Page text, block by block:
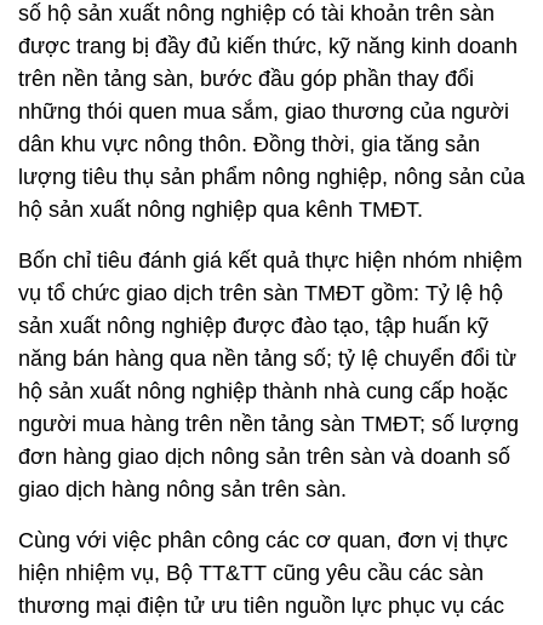
số hộ sản xuất nông nghiệp có tài khoản trên sàn
được trang bị đầy đủ kiến thức, kỹ năng kinh doanh
trên nền tảng sàn, bước đầu góp phần thay đổi
những thói quen mua sắm, giao thương của người
dân khu vực nông thôn. Đồng thời, gia tăng sản
lượng tiêu thụ sản phẩm nông nghiệp, nông sản của
hộ sản xuất nông nghiệp qua kênh TMĐT.
Bốn chỉ tiêu đánh giá kết quả thực hiện nhóm nhiệm
vụ tổ chức giao dịch trên sàn TMĐT gồm: Tỷ lệ hộ
sản xuất nông nghiệp được đào tạo, tập huấn kỹ
năng bán hàng qua nền tảng số; tỷ lệ chuyển đổi từ
hộ sản xuất nông nghiệp thành nhà cung cấp hoặc
người mua hàng trên nền tảng sàn TMĐT; số lượng
đơn hàng giao dịch nông sản trên sàn và doanh số
giao dịch hàng nông sản trên sàn.
Cùng với việc phân công các cơ quan, đơn vị thực
hiện nhiệm vụ, Bộ TT&TT cũng yêu cầu các sàn
thương mại điện tử ưu tiên nguồn lực phục vụ các